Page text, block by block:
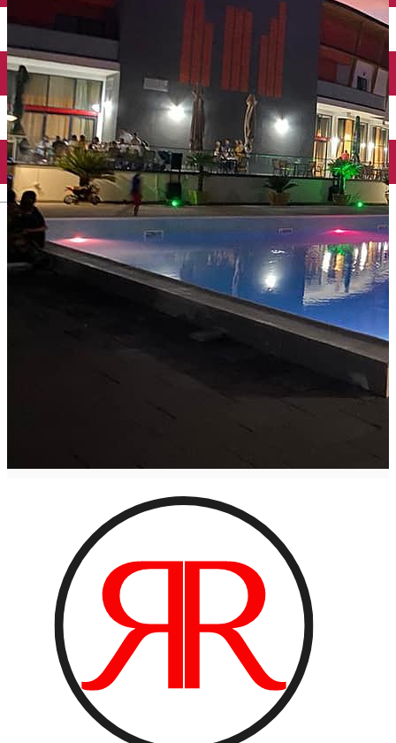
English
Închirieri auto
Taxi
Încărcare vehicule electrice